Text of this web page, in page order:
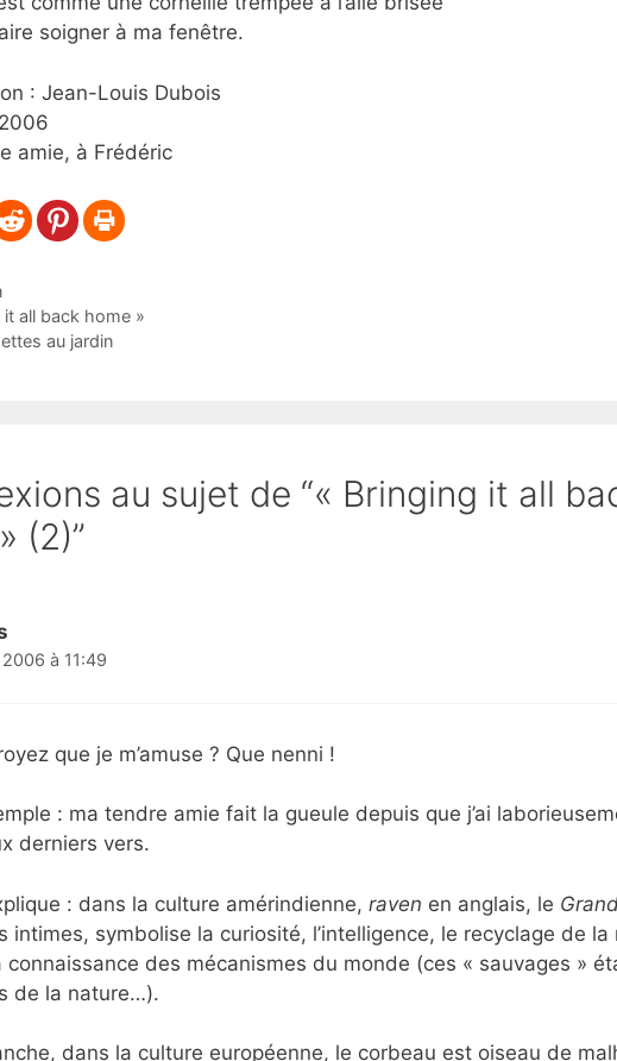
soigner à ma fenêtre.
: Jean-Louis Dubois
amie, à Frédéric
it all back home »
au jardin
au sujet de “« Bringing it all
(2)”
à 11:49
que je m’amuse ? Que nenni !
: ma tendre amie fait la gueule depuis que j’ai
derniers vers.
: dans la culture amérindienne, raven en anglais, le
intimes, symbolise la curiosité, l’intelligence, le recyclage de la
connaissance des mécanismes du monde (ces « sauvages »
de la nature…).
dans la culture européenne, le corbeau est oiseau de